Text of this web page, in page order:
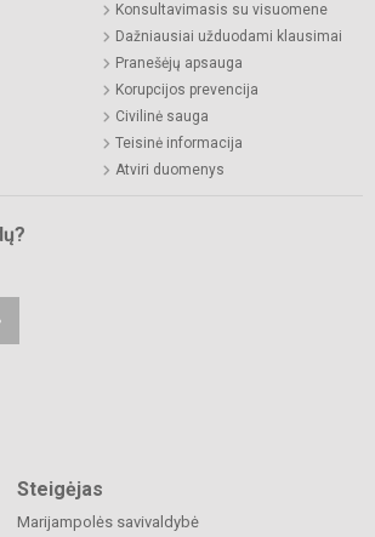
Konsultavimasis su visuomene
Dažniausiai užduodami klausimai
Pranešėjų apsauga
Korupcijos prevencija
Civilinė sauga
Teisinė informacija
Atviri duomenys
Steigėjas
Marijampolės savivaldybė